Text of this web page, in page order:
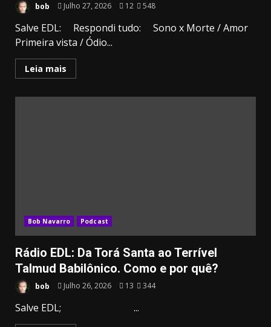
bob Julho 27, 2026 12 548
Salve EDL: Respondi tudo: Sono x Morte / Amor
Primeira vista / Ódio...
Leia mais
Bob Navarro Podcast
Rádio EDL: Da Torá Santa ao Terrível
Talmud Babilônico. Como e por quê?
bob Julho 26, 2026 13 344
Salve EDL; ...